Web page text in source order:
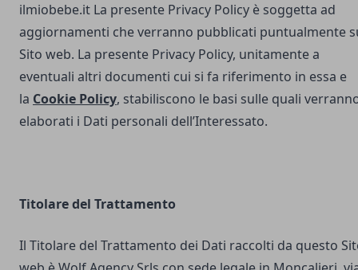
ilmiobebe.it La presente Privacy Policy è soggetta ad
aggiornamenti che verranno pubblicati puntualmente
Sito web. La presente Privacy Policy, unitamente a
eventuali altri documenti cui si fa riferimento in essa e
la Cookie Policy, stabiliscono le basi sulle quali
elaborati i Dati personali dell’Interessato.
Titolare del Trattamento
Il Titolare del Trattamento dei Dati raccolti da questo